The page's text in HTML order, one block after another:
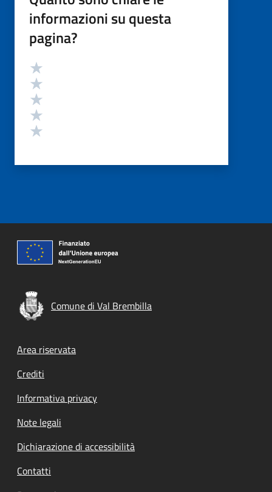
informazioni su questa
pagina?
Valutazione
Comune di Val Brembilla
Footer menu
Area riservata
Crediti
Informativa privacy
Note legali
Dichiarazione di accessibilità
Contatti